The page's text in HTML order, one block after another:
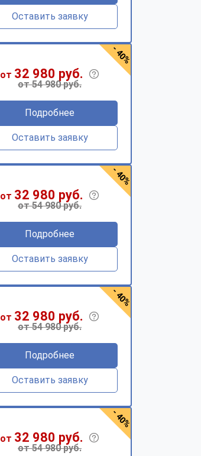
Оставить заявку
от 32 980 руб.
от 54 980 руб.
Подробнее
Оставить заявку
- 40%
от 32 980 руб.
от 54 980 руб.
Подробнее
Оставить заявку
- 40%
от 32 980 руб.
от 54 980 руб.
Подробнее
Оставить заявку
- 40%
от 32 980 руб.
от 54 980 руб.
- 40%